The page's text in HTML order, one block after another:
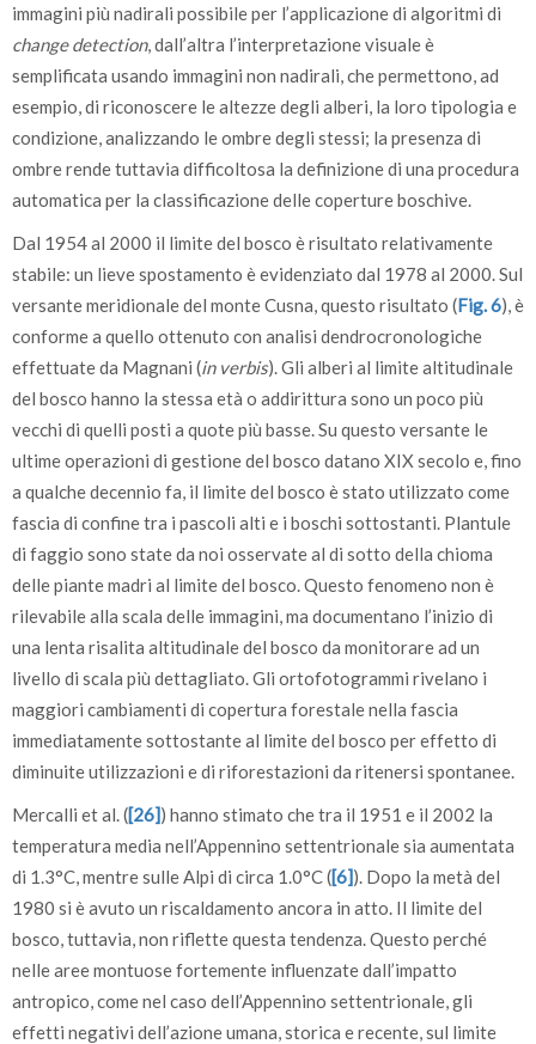
immagini più nadirali possibile per l’applicazione di algoritmi di
change detection, dall’altra l’interpretazione visuale è
semplificata usando immagini non nadirali, che permettono, ad
esempio, di riconoscere le altezze degli alberi, la loro tipologia e
condizione, analizzando le ombre degli stessi; la presenza di
ombre rende tuttavia difficoltosa la definizione di una procedura
automatica per la classificazione delle coperture boschive.
Dal 1954 al 2000 il limite del bosco è risultato relativamente
stabile: un lieve spostamento è evidenziato dal 1978 al 2000. Sul
versante meridionale del monte Cusna, questo risultato (Fig. 6), è
conforme a quello ottenuto con analisi dendrocronologiche
effettuate da Magnani (in verbis). Gli alberi al limite altitudinale
del bosco hanno la stessa età o addirittura sono un poco più
vecchi di quelli posti a quote più basse. Su questo versante le
ultime operazioni di gestione del bosco datano XIX secolo e, fino
a qualche decennio fa, il limite del bosco è stato utilizzato come
fascia di confine tra i pascoli alti e i boschi sottostanti. Plantule
di faggio sono state da noi osservate al di sotto della chioma
delle piante madri al limite del bosco. Questo fenomeno non è
rilevabile alla scala delle immagini, ma documentano l’inizio di
una lenta risalita altitudinale del bosco da monitorare ad un
livello di scala più dettagliato. Gli ortofotogrammi rivelano i
maggiori cambiamenti di copertura forestale nella fascia
immediatamente sottostante al limite del bosco per effetto di
diminuite utilizzazioni e di riforestazioni da ritenersi spontanee.
Mercalli et al. ([26]) hanno stimato che tra il 1951 e il 2002 la
temperatura media nell’Appennino settentrionale sia aumentata
di 1.3°C, mentre sulle Alpi di circa 1.0°C ([6]). Dopo la metà del
1980 si è avuto un riscaldamento ancora in atto. Il limite del
bosco, tuttavia, non riflette questa tendenza. Questo perché
nelle aree montuose fortemente influenzate dall’impatto
antropico, come nel caso dell’Appennino settentrionale, gli
effetti negativi dell’azione umana, storica e recente, sul limite